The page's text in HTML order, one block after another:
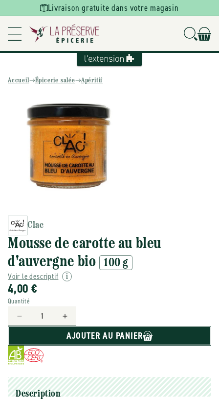
Ignorer et
passer au Livraison gratuite dans votre magasin
Accueil Épicerie salée Apéritif
produits
Clac
Mousse de carotte au bleu
d'auvergne bio
100 g
Voir le descriptif
4,00 €
Quantité
Réduire
de
Clac
-
Mousse
Augmenter
la
quantité
-
Mousse
AJOUTER AU PANIER
Description